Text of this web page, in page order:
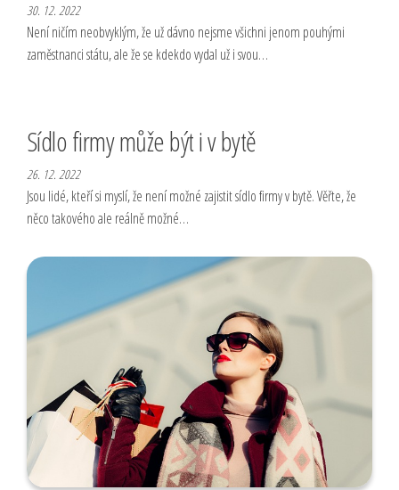
30. 12. 2022
Není ničím neobvyklým, že už dávno nejsme všichni jenom pouhými
zaměstnanci státu, ale že se kdekdo vydal už i svou…
Sídlo firmy může být i v bytě
26. 12. 2022
Jsou lidé, kteří si myslí, že není možné zajistit sídlo firmy v bytě. Věřte, že
něco takového ale reálně možné…